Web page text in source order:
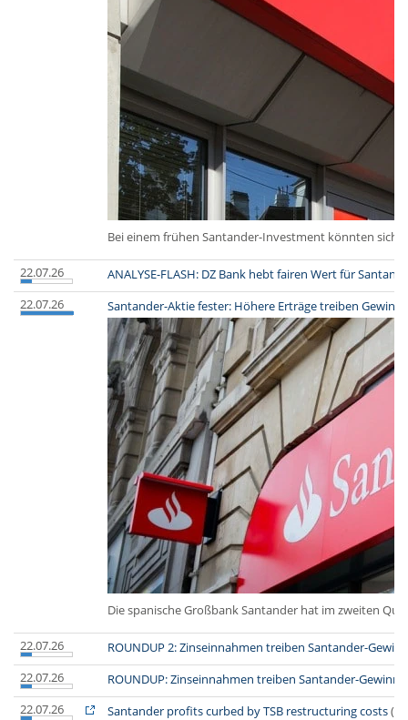
Bei einem frühen Santander-Investment könnten sich
22.07.26
ANALYSE-FLASH: DZ Bank hebt fairen Wert für
22.07.26
Santander-Aktie fester: Höhere Erträge treiben
Die spanische Großbank Santander hat im zweiten
22.07.26
ROUNDUP 2: Zinseinnahmen treiben Santander-
22.07.26
ROUNDUP: Zinseinnahmen treiben Santander-Gewinn
22.07.26
Santander profits curbed by TSB restructuring costs(